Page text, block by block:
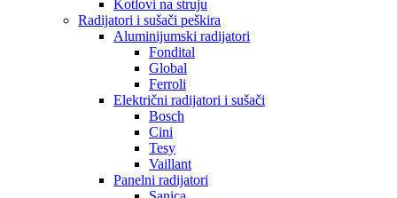
Kotlovi na struju
Radijatori i sušači peškira
Aluminijumski radijatori
Fondital
Global
Ferroli
Električni radijatori i sušači
Bosch
Cini
Tesy
Vaillant
Panelni radijatori